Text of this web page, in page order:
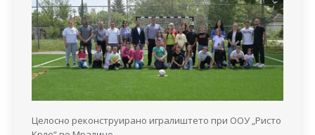
Целосно реконструирано игралиштето при ООУ „Ристо